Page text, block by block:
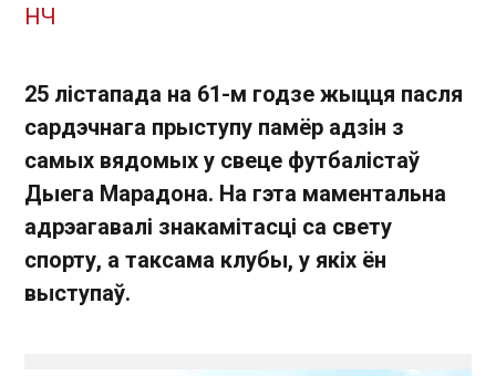
НЧ
25 лістапада на 61-м годзе жыцця пасля
сардэчнага прыступу памёр адзін з
самых вядомых у свеце футбалістаў
Дыега Марадона. На гэта маментальна
адрэагавалі знакамітасці са свету
спорту, а таксама клубы, у якіх ён
выступаў.